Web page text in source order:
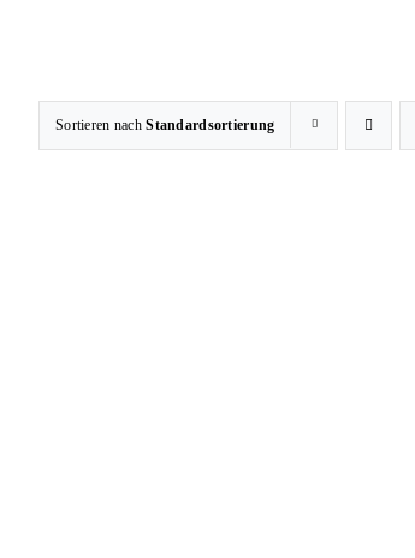
Sortieren nachStandardsortierung